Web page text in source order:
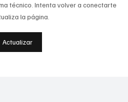
del ‘Tren de
técnico. Intenta volver a conectarte
la página.
Actualizar